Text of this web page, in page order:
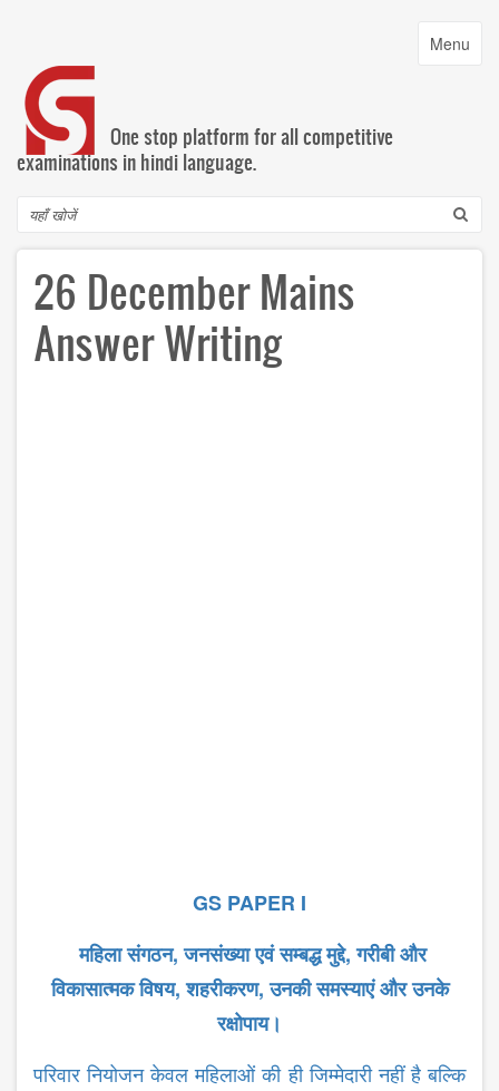
content
Toggle
Menu
One stop platform for all competitive
examinations in hindi language.
Search
26 December Mains
Answer Writing
GS PAPER I
महिलासंगठन,जनसंख्याएवंसम्बद्धमुद्दे,गरीबी और
विकासात्मकविषय,शहरीकरण,उनकीसमस्याएं औरउनके
रक्षोपाय।
परिवार नियोजन केवल महिलाओं की ही जिम्मेदारी नहीं है बल्कि